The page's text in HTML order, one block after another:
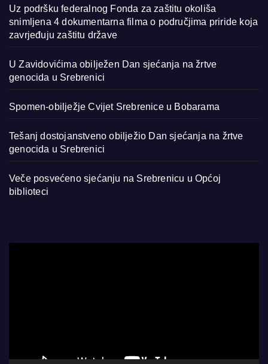
Uz podršku federalnog Fonda za zaštitu okoliša
snimljena 4 dokumentarna filma o područjima priride koja
zavrjeđuju zaštitu države
U Zavidovićima obilježen Dan sjećanja na žrtve
genocida u Srebrenici
Spomen-obilježje Cvijet Srebrenice u Bobarama
Tešanj dostojanstveno obilježio Dan sjećanja na žrtve
genocida u Srebrenici
Veče posvećeno sjećanju na Srebrenicu u Općoj
biblioteci